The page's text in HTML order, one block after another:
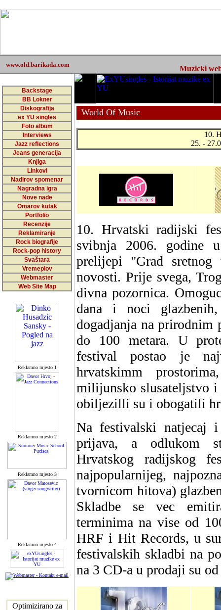
www.old.barikada.com Muzicki
Backstage
BB Lokner
Diskografija
ex YU singles
Foto album
Interviews
Jazz reflections
Jeans generacija
Knjiga
Linkovi
Nadirov spomenar
Nagradna igra
Nove nade
Omarov kutak
Portfolio
Recenzije
Reklamiranje
Rock biografije
Rock-pop history
Svaštara
Vremeplov
Webmaster
Web Site Map
Reklamno mjesto 1
Reklamno mjesto 2
Reklamno mjesto 3
Reklamno mjesto 4
Optimizirano za
World Of Music
10.
25. -
10. Hrvatski radijski
svibnja 2006. godine
prelijepi "Grad sretnog
novosti. Prije svega,
divna pozornica.
dana i noci
dogadjanja na prirodnim
do 100 metara. U
festival postao je
hrvatskimm
milijunsko slusateljstvo
obiljezilli su i obogatili
Na festivalski natjecaj
prijava, a odlukom
Hrvatskog radijskog
najpopularnijeg,
tvornicom hitova)
Skladbe se vec
terminima na vise od
HRF i Hit Records, u
festivalskih skladbi na
na 3 CD-a u prodaji su